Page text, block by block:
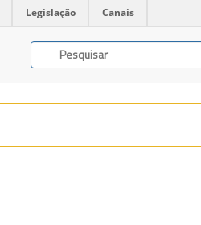
Legislação Canais